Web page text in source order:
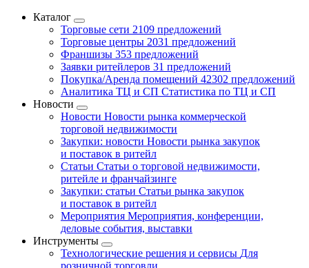
Каталог
Торговые сети 2109 предложений
Торговые центры 2031 предложений
Франшизы 353 предложений
Заявки ритейлеров 31 предложений
Покупка/Аренда помещений 42302 предложений
Аналитика ТЦ и СП Статистика по ТЦ и СП
Новости
Новости Новости рынка коммерческой
торговой недвижимости
Закупки: новости Новости рынка закупок
и поставок в ритейл
Статьи Статьи о торговой недвижимости,
ритейле и франчайзинге
Закупки: статьи Статьи рынка закупок
и поставок в ритейл
Мероприятия Мероприятия, конференции,
деловые события, выставки
Инструменты
Технологические решения и сервисы Для
розничной торговли